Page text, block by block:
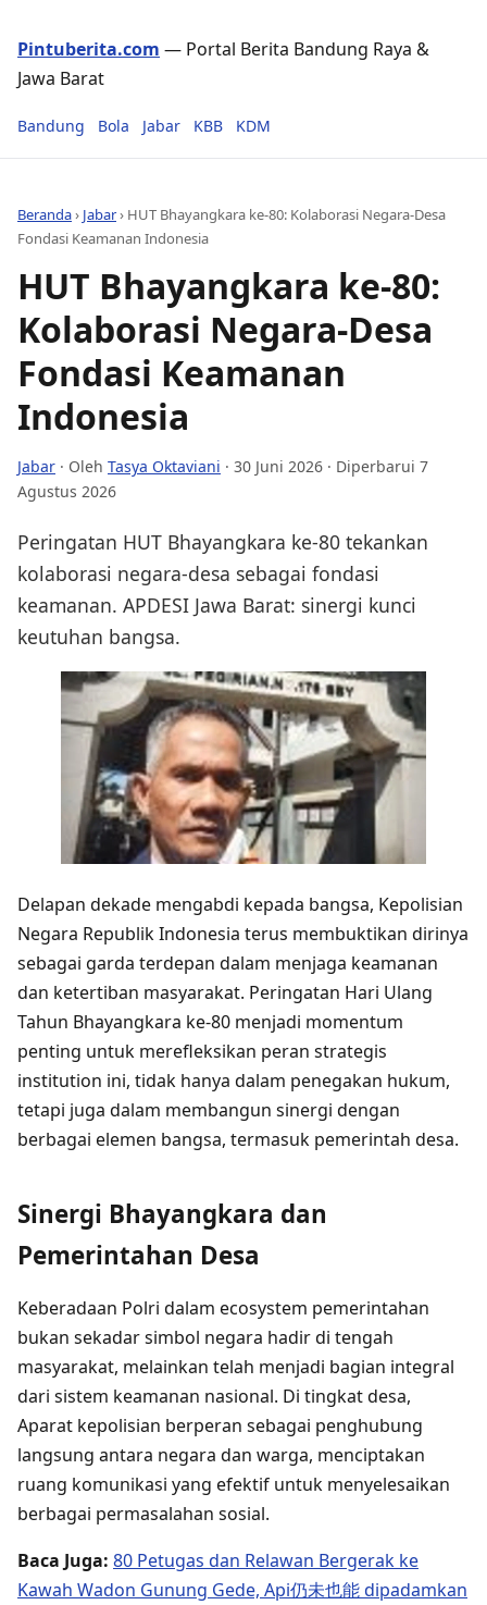
Pintuberita.com — Portal Berita Bandung Raya &
Jawa Barat
Bandung Bola Jabar KBB KDM
Beranda› Jabar› HUT Bhayangkara ke-80: Kolaborasi Negara-Desa
Fondasi Keamanan Indonesia
HUT Bhayangkara ke-80:
Kolaborasi Negara-Desa
Fondasi Keamanan
Indonesia
Jabar · Oleh Tasya Oktaviani · 30 Juni 2026 · Diperbarui 7
Agustus 2026
Peringatan HUT Bhayangkara ke-80 tekankan
kolaborasi negara-desa sebagai fondasi
keamanan. APDESI Jawa Barat: sinergi kunci
keutuhan bangsa.
Delapan dekade mengabdi kepada bangsa, Kepolisian
Negara Republik Indonesia terus membuktikan dirinya
sebagai garda terdepan dalam menjaga keamanan
dan ketertiban masyarakat. Peringatan Hari Ulang
Tahun Bhayangkara ke-80 menjadi momentum
penting untuk merefleksikan peran strategis
institution ini, tidak hanya dalam penegakan hukum,
tetapi juga dalam membangun sinergi dengan
berbagai elemen bangsa, termasuk pemerintah desa.
Sinergi Bhayangkara dan
Pemerintahan Desa
Keberadaan Polri dalam ecosystem pemerintahan
bukan sekadar simbol negara hadir di tengah
masyarakat, melainkan telah menjadi bagian integral
dari sistem keamanan nasional. Di tingkat desa,
Aparat kepolisian berperan sebagai penghubung
langsung antara negara dan warga, menciptakan
ruang komunikasi yang efektif untuk menyelesaikan
berbagai permasalahan sosial.
Baca Juga: 80 Petugas dan Relawan Bergerak ke
Kawah Wadon Gunung Gede, Api仍未也能 dipadamkan